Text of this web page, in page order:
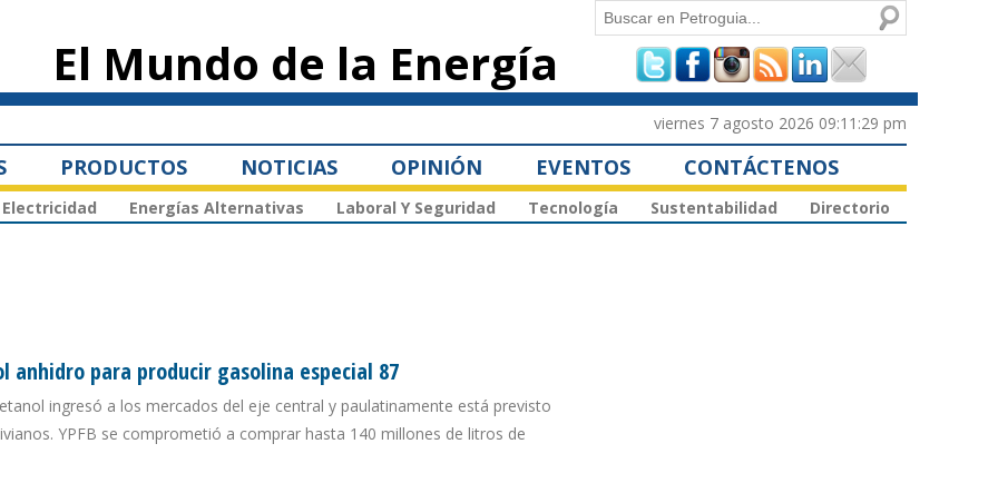
principal
El Mundo de la Energía
Formulario de
búsqueda
Buscar
viernes 7 agosto 2026 09:11:29 pm
PRODUCTOS NOTICIAS OPINIÓN EVENTOS CONTÁCTENOS
Electricidad Energías Alternativas Laboral Y Seguridad Tecnología Sustentabilidad Directorio
anhidro para producir gasolina especial 87
ingresó a los mercados del eje central y paulatinamente está previsto
YPFB se comprometió a comprar hasta 140 millones de litros de